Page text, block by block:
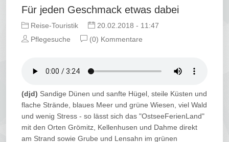
Für jeden Geschmack etwas dabei
Reise-Touristik
20.02.2018 - 11:47
Pflegesuche
(0) Kommentare
(djd) Sandige Dünen und sanfte Hügel, steile Küsten und
flache Strände, blaues Meer und grüne Wiesen, viel Wald
und wenig Stress - so lässt sich das "OstseeFerienLand"
mit den Orten Grömitz, Kellenhusen und Dahme direkt
am Strand sowie Grube und Lensahn im grünen